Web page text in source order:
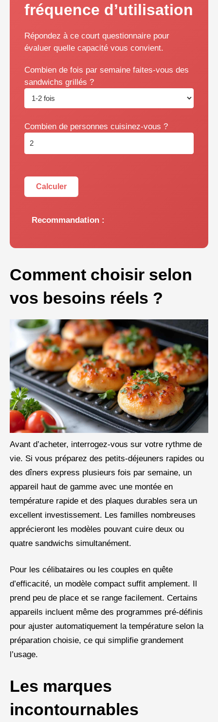
fréquence d’utilisation
Répondez à ce court questionnaire pour
évaluer quelle capacité vous convient.
Combien de fois par semaine faites-vous des
sandwichs grillés ?
Combien de personnes cuisinez-vous ?
Calculer
Recommandation :
Comment choisir selon
vos besoins réels ?
Avant d’acheter, interrogez-vous sur votre rythme de
vie. Si vous préparez des petits-déjeuners rapides ou
des dîners express plusieurs fois par semaine, un
appareil haut de gamme avec une montée en
température rapide et des plaques durables sera un
excellent investissement. Les familles nombreuses
apprécieront les modèles pouvant cuire deux ou
quatre sandwichs simultanément.
Pour les célibataires ou les couples en quête
d’efficacité, un modèle compact suffit amplement. Il
prend peu de place et se range facilement. Certains
appareils incluent même des programmes pré-définis
pour ajuster automatiquement la température selon la
préparation choisie, ce qui simplifie grandement
l’usage.
Les marques
incontournables